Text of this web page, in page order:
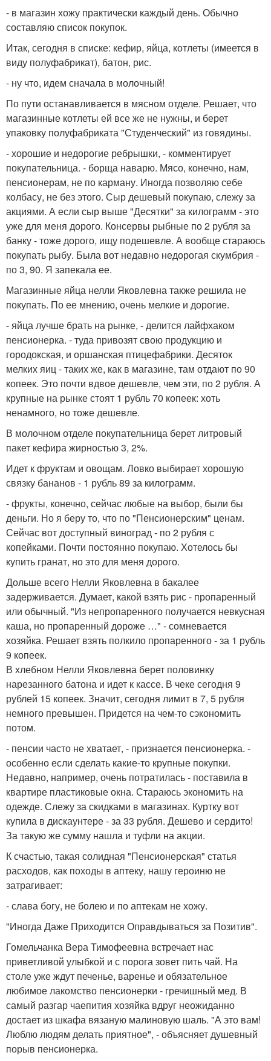
- в магазин хожу практически каждый день. Обычно
составляю список покупок.
Итак, сегодня в списке: кефир, яйца, котлеты (имеется в
виду полуфабрикат), батон, рис.
- ну что, идем сначала в молочный!
По пути останавливается в мясном отделе. Решает, что
магазинные котлеты ей все же не нужны, и берет
упаковку полуфабриката "Студенческий" из говядины.
- хорошие и недорогие ребрышки, - комментирует
покупательница. - борща наварю. Мясо, конечно, нам,
пенсионерам, не по карману. Иногда позволяю себе
колбасу, не без этого. Сыр дешевый покупаю, слежу за
акциями. А если сыр выше "Десятки" за килограмм - это
уже для меня дорого. Консервы рыбные по 2 рубля за
банку - тоже дорого, ищу подешевле. А вообще стараюсь
покупать рыбу. Была вот недавно недорогая скумбрия -
по 3, 90. Я запекала ее.
Магазинные яйца нелли Яковлевна также решила не
покупать. По ее мнению, очень мелкие и дорогие.
- яйца лучше брать на рынке, - делится лайфхаком
пенсионерка. - туда привозят свою продукцию и
городокская, и оршанская птицефабрики. Десяток
мелких яиц - таких же, как в магазине, там отдают по 90
копеек. Это почти вдвое дешевле, чем эти, по 2 рубля. А
крупные на рынке стоят 1 рубль 70 копеек: хоть
ненамного, но тоже дешевле.
В молочном отделе покупательница берет литровый
пакет кефира жирностью 3, 2%.
Идет к фруктам и овощам. Ловко выбирает хорошую
связку бананов - 1 рубль 89 за килограмм.
- фрукты, конечно, сейчас любые на выбор, были бы
деньги. Но я беру то, что по "Пенсионерским" ценам.
Сейчас вот доступный виноград - по 2 рубля с
копейками. Почти постоянно покупаю. Хотелось бы
купить гранат, но это для меня дорого.
Дольше всего Нелли Яковлевна в бакалее
задерживается. Думает, какой взять рис - пропаренный
или обычный. "Из непропаренного получается невкусная
каша, но пропаренный дороже …" - сомневается
хозяйка. Решает взять полкило пропаренного - за 1 рубль
9 копеек.
В хлебном Нелли Яковлевна берет половинку
нарезанного батона и идет к кассе. В чеке сегодня 9
рублей 15 копеек. Значит, сегодня лимит в 7, 5 рубля
немного превышен. Придется на чем-то сэкономить
потом.
- пенсии часто не хватает, - признается пенсионерка. -
особенно если сделать какие-то крупные покупки.
Недавно, например, очень потратилась - поставила в
квартире пластиковые окна. Стараюсь экономить на
одежде. Слежу за скидками в магазинах. Куртку вот
купила в дискаунтере - за 33 рубля. Дешево и сердито!
За такую же сумму нашла и туфли на акции.
К счастью, такая солидная "Пенсионерская" статья
расходов, как походы в аптеку, нашу героиню не
затрагивает:
- слава богу, не болею и по аптекам не хожу.
"Иногда Даже Приходится Оправдываться за Позитив".
Гомельчанка Вера Тимофеевна встречает нас
приветливой улыбкой и с порога зовет пить чай. На
столе уже ждут печенье, варенье и обязательное
любимое лакомство пенсионерки - гречишный мед. В
самый разгар чаепития хозяйка вдруг неожиданно
достает из шкафа вязаную малиновую шаль. "А это вам!
Люблю людям делать приятное", - объясняет душевный
порыв пенсионерка.